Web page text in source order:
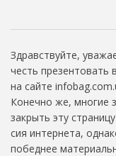
Здравствуйте,
честь презентовать
на сайте
Конечно же, многие
закрыть эту
сия интернета,
победнее